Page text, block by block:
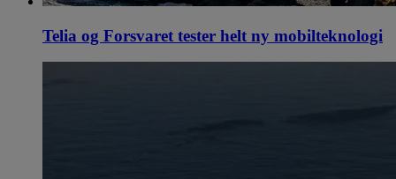
Telia og Forsvaret tester helt ny mobilteknologi